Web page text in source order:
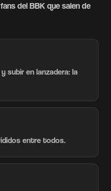
del BBK que salen de
subir en lanzadera: la
entre todos.